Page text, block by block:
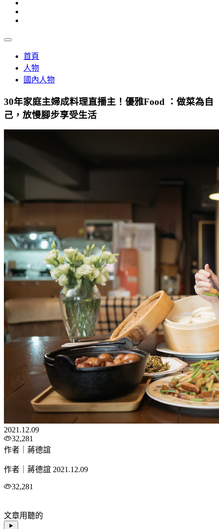
首頁
人物
國內人物
30年家庭主婦成料理直播主！優雅Food ：做菜為自
己，放慢腳步享受生活
2021.12.09
32,281
作者｜蔣德誼
作者｜蔣德誼 2021.12.09
32,281
文章用聽的